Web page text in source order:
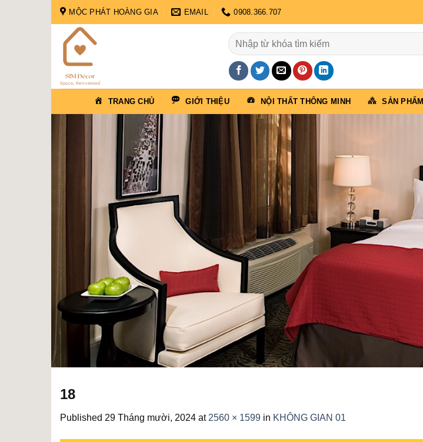
Skip
content
MỘC PHÁT HOÀNG GIA EMAIL 0908.366.707
Tìm
kiếm:
TRANG CHỦ GIỚI THIỆU NỘI THẤT THÔNG MINH SẢN PHẨM
18
Published 29 Tháng mười, 2024 at 2560 × 1599 in KHÔNG GIAN 01